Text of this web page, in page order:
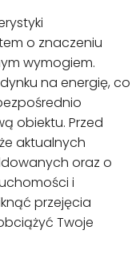
o znaczeniu
wymogiem.
na energię, co
obiektu. Przed
aktualnych
oraz o
i
przejęcia
Twoje